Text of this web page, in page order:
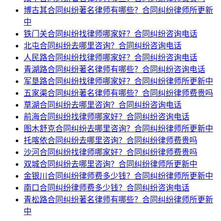
博古其合同纠纷著名律师有哪些？合同纠纷律师所更新
中
铁门关合同纠纷找律师哪家好？合同纠纷咨询电话
北屯合同纠纷去哪里咨询？合同纠纷咨询电话
人民路合同纠纷找律师哪家好？合同纠纷咨询电话
青湖路合同纠纷著名律师有哪些？合同纠纷咨询电话
军垦路合同纠纷找律师哪家好？合同纠纷律师所更新中
五家渠合同纠纷著名律师有哪些？合同纠纷律师费贵吗
草湖合同纠纷去哪里咨询？合同纠纷咨询电话
前海合同纠纷找律师哪家好？合同纠纷咨询电话
图木舒克合同纠纷去哪里咨询？合同纠纷律师所更新中
托喀依合同纠纷去哪里咨询？合同纠纷律师费贵吗
沙河合同纠纷找律师哪家好？合同纠纷律师费贵吗
双城合同纠纷去哪里咨询？合同纠纷律师所更新中
金银川合同纠纷律师费多少钱？合同纠纷律师所更新中
南口合同纠纷律师费多少钱？合同纠纷咨询电话
青松路合同纠纷著名律师有哪些？合同纠纷律师所更新
中